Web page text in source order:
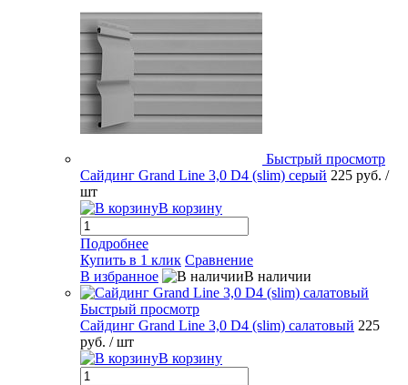
Быстрый просмотр
Сайдинг Grand Line 3,0 D4 (slim) серый 225 руб. /
шт
В корзину
Подробнее
Купить в 1 клик Сравнение
В избранное
В наличии
Быстрый просмотр
Сайдинг Grand Line 3,0 D4 (slim) салатовый 225
руб. / шт
В корзину